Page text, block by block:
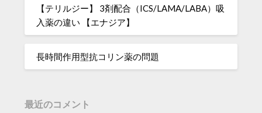
【テリルジー】 3剤配合（ICS/LAMA/LABA）吸
入薬の違い 【エナジア】
長時間作用型抗コリン薬の問題
最近のコメント